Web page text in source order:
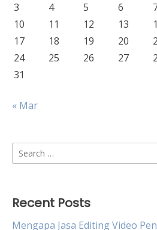
3
4 5 6
10
11 12 13
17
18 19 20
24
25 26 27
31
« Mar
Search
for:
Recent Posts
Mengapa Jasa Editing Video